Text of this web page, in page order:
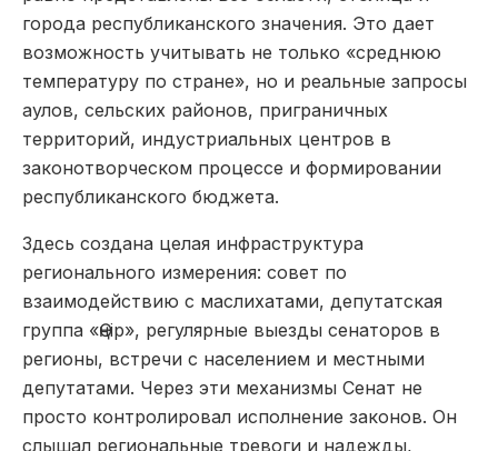
города республиканского значения. Это дает
возможность учитывать не только «среднюю
температуру по стране», но и реальные запросы
аулов, сельских райо­нов, приграничных
территорий, индустриальных центров в
законотворческом процессе и формировании
республиканского бюджета.
Здесь создана целая инфраструктура
регионального измерения: совет по
взаимодействию с маслихатами, депутатская
группа «Өңір», регулярные выезды сенаторов в
регионы, встречи с населением и местными
депутатами. Через эти механизмы Сенат не
просто контролировал исполнение законов. Он
слышал региональные тревоги и надеж­ды,